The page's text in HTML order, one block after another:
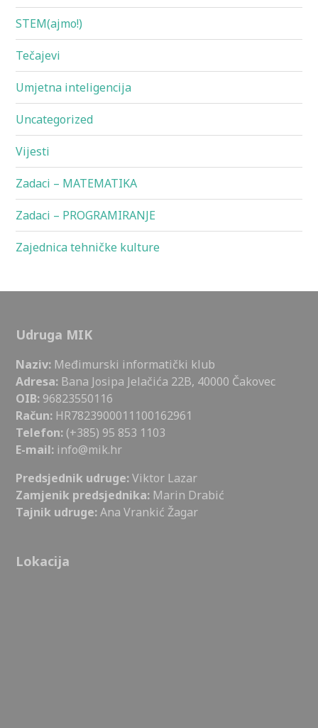
STEM(ajmo!)
Tečajevi
Umjetna inteligencija
Uncategorized
Vijesti
Zadaci – MATEMATIKA
Zadaci – PROGRAMIRANJE
Zajednica tehničke kulture
Udruga MIK
Naziv: Međimurski informatički klub
Adresa: Bana Josipa Jelačića 22B, 40000 Čakovec
OIB: 96823550116
Račun: HR7823900011100162961
Telefon: (+385) 95 853 1103
E-mail: info@mik.hr
Predsjednik udruge:Viktor Lazar
Zamjenik predsjednika: Marin Drabić
Tajnik udruge:Ana Vrankić Žagar
Lokacija